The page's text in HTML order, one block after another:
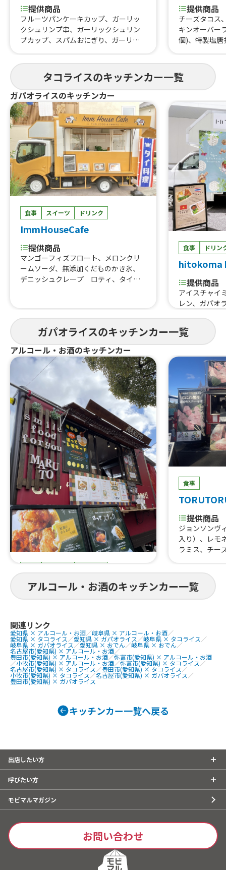
提供商品
フルーツパンケーキカップ、ガーリッ
クシュリンプ串、ガーリックシュリン
プカップ、スパムおにぎり、ガーリッ
ー、ガーリックシュリンププレート、
タコライス、ロコモコ
提供商品
チーズタコス
キンオーバー
個)、特製塩
カレー、スパ
き、レインボ
ダー、フレー
んご飴、
わふわシェイ
タコライスのキッチンカー一覧
ガパオライスのキッチンカー
食事 スイーツ ドリンク
ImmHouseCafe
提供商品
マンゴーフィズフロート、メロンクリ
ームソーダ、無添加くだものかき氷、
デニッシュクレープ ロティ、タイミ
食事 ドリン
hitokoma
提供商品
アイスチャイ
レン、ガパオ
ガパオライスのキッチンカー一覧
アルコール・お酒のキッチンカー
まると
提供商品
ール、ゆめかわひんやりスイーツ、豚
角煮丼、かき氷、ほっとスナック、か
す大根、ホットレモネード、唐揚げ、le
monade、つくねフリット、つくねカ
レー、つくねライス
食事
提供商品
ジョンソンヴ
入り）、レモ
ラミス、チー
すじ煮込み、
重、はらみ
牛タン串、
にわ黒牛ステ
焼肉丼、大
美人カステラ
0個、チュロ
ーク焼きそば
ェ、焼き鳥、
アルコール・お酒のキッチンカー一覧
関連リンク
愛知県 × アルコール・お酒／岐阜県 × アルコール・お酒／
愛知県 × タコライス ／愛知県 × ガパオライス ／岐阜県 × タコライス ／
岐阜県 × ガパオライス／愛知県 × おでん／岐阜県 × おでん／
名古屋市(愛知県) × アルコール・お酒／
豊田市(愛知県) × アルコール・お酒／弥富市(愛知県) × アルコール・お酒
／小牧市(愛知県) × アルコール・お酒／弥富市(愛知県) × タコライス ／
名古屋市(愛知県) × タコライス ／豊田市(愛知県) × タコライス ／
小牧市(愛知県) × タコライス／名古屋市(愛知県) × ガパオライス ／
豊田市(愛知県) × ガパオライス
キッチンカー一覧へ戻る
出店したい方
呼びたい方
モビマルマガジン
お問い合わせ